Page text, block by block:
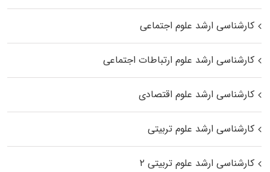
کارشناسی ارشد علوم اجتماعی
کارشناسی ارشد علوم ارتباطات اجتماعی
کارشناسی ارشد علوم اقتصادی
کارشناسی ارشد علوم تربیتی
کارشناسی ارشد علوم تربیتی ۲